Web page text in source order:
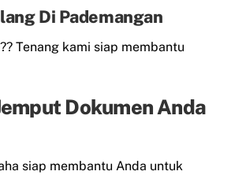
Di Pademangan
Tenang kami siap membantu
Dokumen Anda
siap membantu Anda untuk